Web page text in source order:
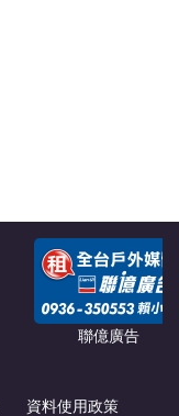
聯億廣告
資料使用政策